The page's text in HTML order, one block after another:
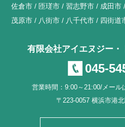
佐倉市
匝瑳市 習志野市 成田市
茂原市
八街市 八千代市 四街道
有限会社アイエヌジー
045-
営業時間：9:00～21:00/メール
〒223-0057 横浜市港